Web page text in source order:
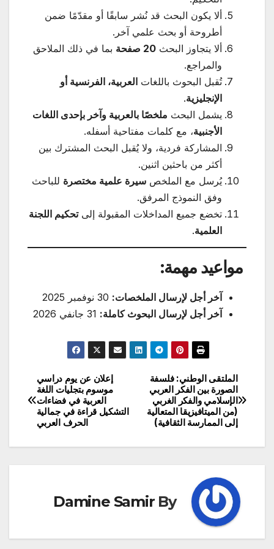
ألا يكون البحث قد نُشر سابقًا أو مقدّمًا ضمن
أطروحة أو بحث علمي آخر.
ألا يتجاوز البحث 20 صفحة
بما في ذلك الملاحق
والمراجع.
تُقبل البحوث باللغات العربية، الفرنسية أو
الإنجليزية.
يشمل البحث ملخصًا بالعربية وآخر بإحدى اللغات
الأجنبية، مع كلمات مفتاحية أسفله.
المشاركة فردية، ولا يُقبل البحث المشترك بين
أكثر من باحثين اثنين.
يُرسل مع الملخص سيرة علمية مختصرة للباحث
وفق النموذج المرفق.
تخضع جميع المداخلات المقبولة إلىتحكيم اللجنة
العلمية.
مواعيد مهمة:
آخر أجل لإرسال الملخصات:
آخر أجل لإرسال البحوث كاملة:
تصفّح
المقالات
إعلان عن يوم دراسي
موسوم بتجليات اللغة
العربية في فضاءات
التشكيل قراءة في جمالية
الحرف العربي
الملتقى الوطني: فلسفة
الصورة بين الفكر العربي
الإسلامي والفكر الغربي
(من الميتافيزيقا المتعالية
إلى الممارسة الثقافية)
By
Damine Samir